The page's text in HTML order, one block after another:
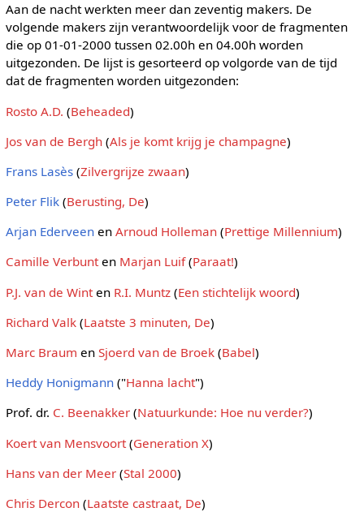
Aan de nacht werkten meer dan zeventig makers. De
volgende makers zijn verantwoordelijk voor de fragmenten
die op 01-01-2000 tussen 02.00h en 04.00h worden
uitgezonden. De lijst is gesorteerd op volgorde van de tijd
dat de fragmenten worden uitgezonden:
Rosto A.D. (Beheaded)
Jos van de Bergh(Als je komt krijg je champagne)
Frans Lasès(Zilvergrijze zwaan)
Peter Flik(Berusting, De)
Arjan Ederveenen Arnoud Holleman(Prettige Millennium)
Camille Verbunten Marjan Luif(Paraat!)
P.J. van de Winten R.I. Muntz(Een stichtelijk woord)
Richard Valk(Laatste 3 minuten, De)
Marc Braum en Sjoerd van de Broek(Babel)
Heddy Honigmann("Hanna lacht")
Prof. dr. C. Beenakker(Natuurkunde: Hoe nu verder?)
Koert van Mensvoort(Generation X)
Hans van der Meer(Stal 2000)
Chris Dercon(Laatste castraat, De)